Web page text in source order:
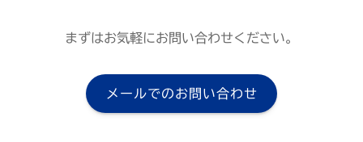
まずはお気軽にお問い合わせください。
メールでのお問い合わせ